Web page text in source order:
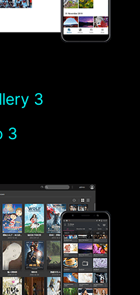
3
3